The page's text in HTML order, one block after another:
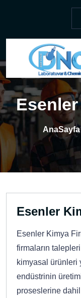
Esenler
AnaSayfa
Esenler
Esenler Kimya
firmaların
kimyasal ürünleri
endüstrinin
proseslerine